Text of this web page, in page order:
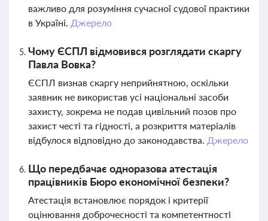
важливо для розуміння сучасної судової практики
в Україні. Джерело
Чому ЄСПЛ відмовився розглядати скаргу
Павла Вовка?
ЄСПЛ визнав скаргу неприйнятною, оскільки
заявник не використав усі національні засоби
захисту, зокрема не подав цивільний позов про
захист честі та гідності, а розкриття матеріалів
відбулося відповідно до законодавства. Джерело
Що передбачає одноразова атестація
працівників Бюро економічної безпеки?
Атестація встановлює порядок і критерії
оцінювання доброчесності та компетентності